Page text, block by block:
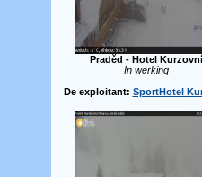
Praděd - Hotel Kurzovní
In werking
De exploitant: SportHotel